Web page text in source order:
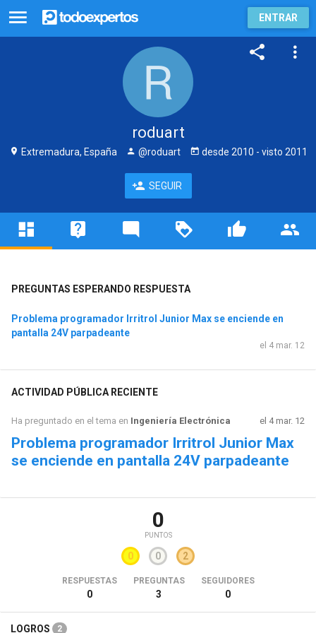
ENTRAR
roduart
Extremadura, España @roduart desde 2010 - visto 2011
SEGUIR
PREGUNTAS ESPERANDO RESPUESTA
Problema programador Irritrol Junior Max se enciende en
pantalla 24V parpadeante
el 4 mar. 12
ACTIVIDAD PÚBLICA RECIENTE
Ha preguntado en el tema en Ingeniería Electrónica el 4 mar. 12
Problema programador Irritrol Junior Max
se enciende en pantalla 24V parpadeante
0
PUNTOS
0 0 2
RESPUESTAS
0
PREGUNTAS
3
SEGUIDORES
0
LOGROS 2